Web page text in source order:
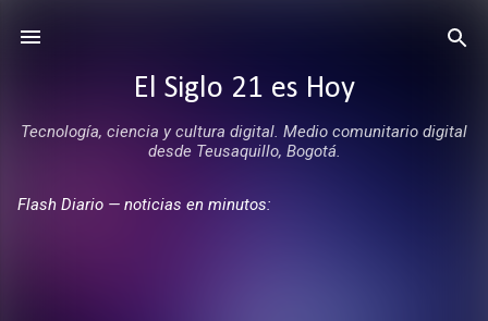
El Siglo 21 es Hoy
Tecnología, ciencia y cultura digital. Medio comunitario digital
desde Teusaquillo, Bogotá.
Flash Diario — noticias en minutos: